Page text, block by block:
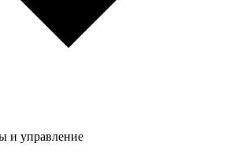
и управление